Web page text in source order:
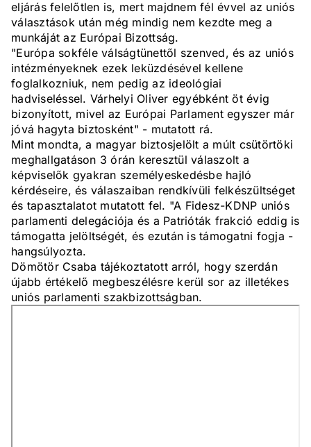
eljárás felelőtlen is, mert majdnem fél évvel az uniós
választások után még mindig nem kezdte meg a
munkáját az Európai Bizottság.
"Európa sokféle válságtünettől szenved, és az uniós
intézményeknek ezek leküzdésével kellene
foglalkozniuk, nem pedig az ideológiai
hadviseléssel. Várhelyi Oliver egyébként öt évig
bizonyított, mivel az Európai Parlament egyszer már
jóvá hagyta biztosként" - mutatott rá.
Mint mondta, a magyar biztosjelölt a múlt csütörtöki
meghallgatáson 3 órán keresztül válaszolt a
képviselők gyakran személyeskedésbe hajló
kérdéseire, és válaszaiban rendkívüli felkészültséget
és tapasztalatot mutatott fel. "A Fidesz-KDNP uniós
parlamenti delegációja és a Patrióták frakció eddig is
támogatta jelöltségét, és ezután is támogatni fogja -
hangsúlyozta.
Dömötör Csaba tájékoztatott arról, hogy szerdán
újabb értékelő megbeszélésre kerül sor az illetékes
uniós parlamenti szakbizottságban.